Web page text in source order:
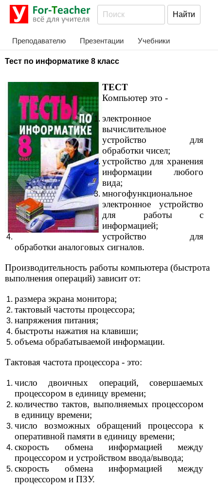
Преподавателю Презентации Учебники
Тест по информатике 8 класс
ТЕСТ
Компьютер это -
электронное
вычислительное
устройство для
обработки чисел;
устройство для хранения
информации любого
вида;
многофункциональное
электронное устройство
для работы с
информацией;
устройство для
обработки аналоговых сигналов.
Производительность работы компьютера (быстрота
выполнения операций) зависит от:
размера экрана монитора;
тактовый частоты процессора;
напряжения питания;
быстроты нажатия на клавиши;
объема обрабатываемой информации.
Тактовая частота процессора - это:
число двоичных операций, совершаемых
процессором в единицу времени;
количество тактов, выполняемых процессором
в единицу времени;
число возможных обращений процессора к
оперативной памяти в единицу времени;
скорость обмена информацией между
процессором и устройством ввода/вывода;
скорость обмена информацией между
процессором и ПЗУ.